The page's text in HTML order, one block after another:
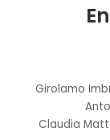
Girolamo
Claudia